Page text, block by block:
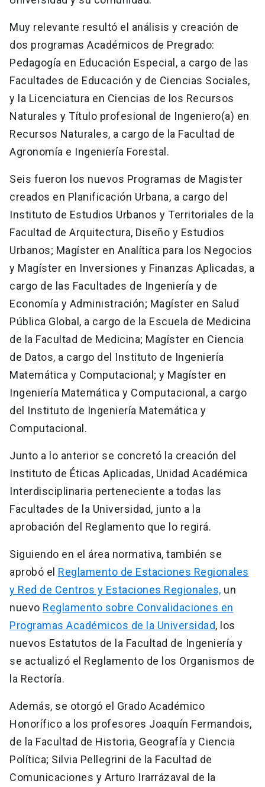
Muy relevante resultó el análisis y creación de
dos programas Académicos de Pregrado:
Pedagogía en Educación Especial, a cargo de las
Facultades de Educación y de Ciencias Sociales,
y la Licenciatura en Ciencias de los Recursos
Naturales y Título profesional de Ingeniero(a) en
Recursos Naturales, a cargo de la Facultad de
Agronomía e Ingeniería Forestal.
Seis fueron los nuevos Programas de Magister
creados en Planificación Urbana, a cargo del
Instituto de Estudios Urbanos y Territoriales de la
Facultad de Arquitectura, Diseño y Estudios
Urbanos; Magíster en Analítica para los Negocios
y Magíster en Inversiones y Finanzas Aplicadas, a
cargo de las Facultades de Ingeniería y de
Economía y Administración; Magíster en Salud
Pública Global, a cargo de la Escuela de Medicina
de la Facultad de Medicina; Magíster en Ciencia
de Datos, a cargo del Instituto de Ingeniería
Matemática y Computacional; y Magíster en
Ingeniería Matemática y Computacional, a cargo
del Instituto de Ingeniería Matemática y
Computacional.
Junto a lo anterior se concretó la creación del
Instituto de Éticas Aplicadas, Unidad Académica
Interdisciplinaria perteneciente a todas las
Facultades de la Universidad, junto a la
aprobación del Reglamento que lo regirá.
Siguiendo en el área normativa, también se
aprobó el Reglamento de Estaciones Regionales
y Red de Centros y Estaciones Regionales, un
nuevo Reglamento sobre Convalidaciones en
Programas Académicos de la Universidad, los
nuevos Estatutos de la Facultad de Ingeniería y
se actualizó el Reglamento de los Organismos de
la Rectoría.
Además, se otorgó el Grado Académico
Honorífico a los profesores Joaquín Fermandois,
de la Facultad de Historia, Geografía y Ciencia
Política; Silvia Pellegrini de la Facultad de
Comunicaciones y Arturo Irarrázaval de la